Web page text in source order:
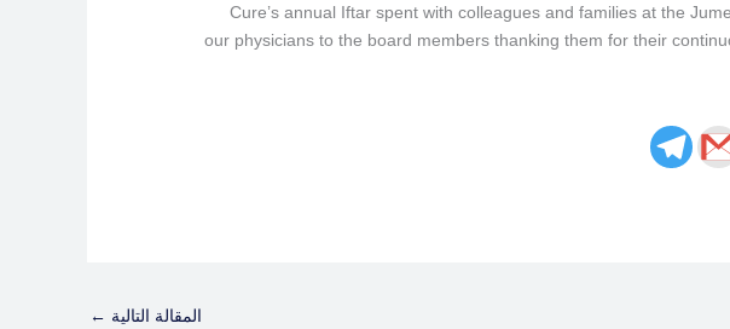
Cure’s annual Iftar spent with colleagues and families at the
our physicians to the board members thanking them for their
المقالة التالية ←